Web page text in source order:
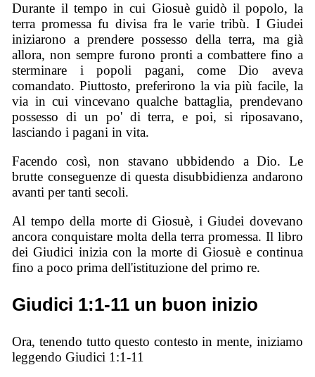
Durante il tempo in cui Giosuè guidò il popolo, la
terra promessa fu divisa fra le varie tribù. I Giudei
iniziarono a prendere possesso della terra, ma già
allora, non sempre furono pronti a combattere fino a
sterminare i popoli pagani, come Dio aveva
comandato. Piuttosto, preferirono la via più facile, la
via in cui vincevano qualche battaglia, prendevano
possesso di un po' di terra, e poi, si riposavano,
lasciando i pagani in vita.
Facendo così, non stavano ubbidendo a Dio. Le
brutte conseguenze di questa disubbidienza andarono
avanti per tanti secoli.
Al tempo della morte di Giosuè, i Giudei dovevano
ancora conquistare molta della terra promessa. Il libro
dei Giudici inizia con la morte di Giosuè e continua
fino a poco prima dell'istituzione del primo re.
Giudici 1:1-11 un buon inizio
Ora, tenendo tutto questo contesto in mente, iniziamo
leggendo Giudici 1:1-11